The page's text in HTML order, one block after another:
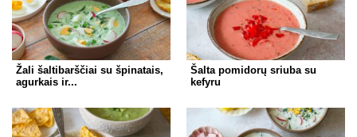
Žali šaltibarščiai su špinatais,
agurkais ir...
Šalta pomidorų sriuba su
kefyru